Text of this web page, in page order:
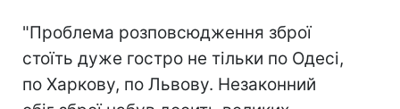
"Проблема розповсюдження зброї
стоїть дуже гостро не тільки по Одесі,
по Харкову, по Львову. Незаконний